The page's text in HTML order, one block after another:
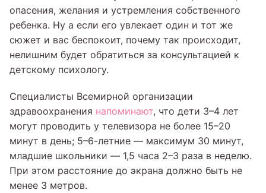
опасения, желания и устремления собственного
ребенка. Ну а если его увлекает один и тот же
сюжет и вас беспокоит, почему так происходит,
нелишним будет обратиться за консультацией к
детскому психологу.
Специалисты Всемирной организации
здравоохранения напоминают, что дети 3–4 лет
могут проводить у телевизора не более 15–20
минут в день; 5–6-летние — максимум 30 минут,
младшие школьники — 1,5 часа 2–3 раза в неделю.
При этом расстояние до экрана должно быть не
менее 3 метров.